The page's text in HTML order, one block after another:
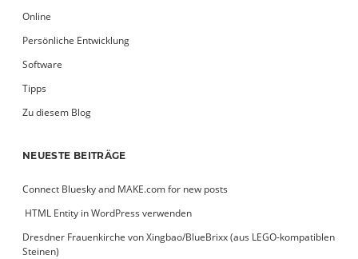
Online
Persönliche Entwicklung
Software
Tipps
Zu diesem Blog
NEUESTE BEITRÄGE
Connect Bluesky and MAKE.com for new posts
­ HTML Entity in WordPress verwenden
Dresdner Frauenkirche von Xingbao/BlueBrixx (aus LEGO-kompatiblen
Steinen)